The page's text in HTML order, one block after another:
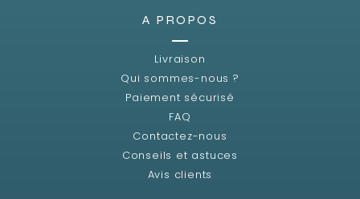
A PROPOS
Livraison
Qui sommes-nous ?
Paiement sécurisé
FAQ
Contactez-nous
Conseils et astuces
Avis clients